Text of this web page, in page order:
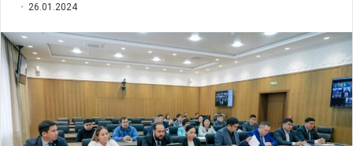
26.01.2024